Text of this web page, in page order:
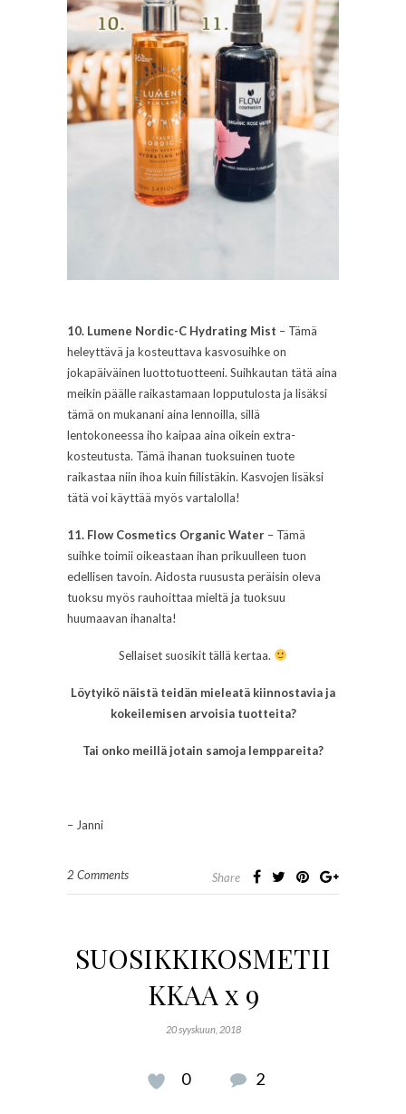
10. Lumene Nordic-C Hydrating Mist – Tämä
heleyttävä ja kosteuttava kasvosuihke on
jokapäiväinen luottotuotteeni. Suihkautan tätä aina
meikin päälle raikastamaan lopputulosta ja lisäksi
tämä on mukanani aina lennoilla, sillä
lentokoneessa iho kaipaa aina oikein extra-
kosteutusta. Tämä ihanan tuoksuinen tuote
raikastaa niin ihoa kuin fiilistäkin. Kasvojen lisäksi
tätä voi käyttää myös vartalolla!
11. Flow Cosmetics Organic Water – Tämä
suihke toimii oikeastaan ihan prikuulleen tuon
edellisen tavoin. Aidosta ruususta peräisin oleva
tuoksu myös rauhoittaa mieltä ja tuoksuu
huumaavan ihanalta!
Sellaiset suosikit tällä kertaa.
Löytyikö näistä teidän mieleatä kiinnostavia ja
kokeilemisen arvoisia tuotteita?
Tai onko meillä jotain samoja lemppareita?
– Janni
2 Comments Share
SUOSIKKIKOSMETII
KKAA x 9
20 syyskuun, 2018
0 2